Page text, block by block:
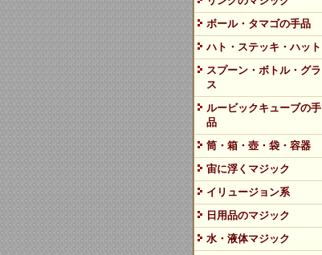
ボール・タマゴの手品
ハト・ステッキ・ハット
スプーン・ボトル・グラ
ス
ルービックキューブの手
品
筒・箱・壺・袋・容器
宙に浮くマジック
イリュージョン系
日用品のマジック
水・液体マジック